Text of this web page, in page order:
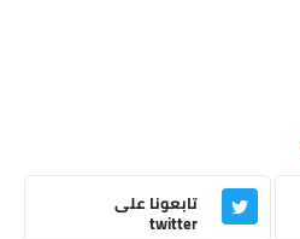
تابعونا على
twitter